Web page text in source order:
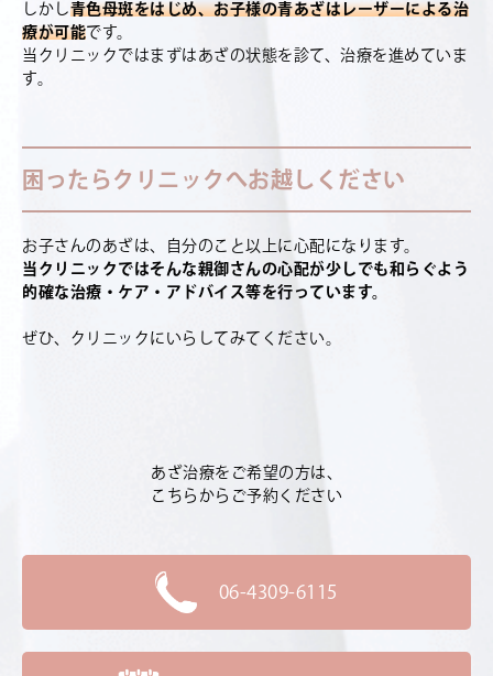
しかし青色母斑をはじめ、お子様の青あざはレーザーによる治
療が可能です。
当クリニックではまずはあざの状態を診て、治療を進めていま
す。
困ったらクリニックへお越しください
お子さんのあざは、自分のこと以上に心配になります。
当クリニックではそんな親御さんの心配が少しでも和らぐよう
的確な治療・ケア・アドバイス等を行っています。
ぜひ、クリニックにいらしてみてください。
あざ治療をご希望の方は、
こちらからご予約ください
06-4309-6115